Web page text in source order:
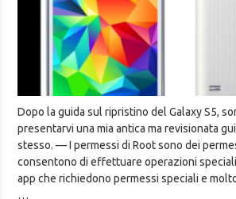
Dopo la guida sul ripristino del Galaxy S5,
presentarvi una mia antica ma revisionata
stesso. — I permessi di Root sono dei
consentono di effettuare operazioni
app che richiedono permessi speciali e
…